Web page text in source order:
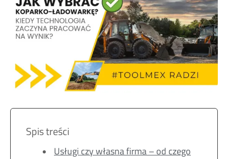
Spis treści
Usługi czy własna firma – od czego